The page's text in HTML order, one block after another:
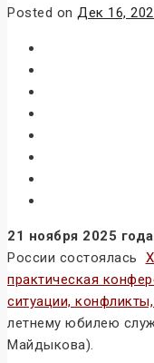
Posted on Дек 16,
21 ноября 2025 года
России состоялась
практическая
ситуации,
летнему юбилею
Майдыкова).